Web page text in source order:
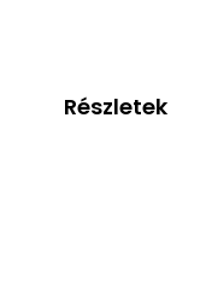
Részletek